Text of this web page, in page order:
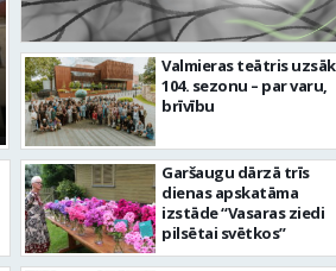
FOTO: Valmieras
Valmieras teātris uzsāk
104. sezonu – par varu,
brīvību
Garšaugu dārzā trīs
dienas apskatāma
izstāde “Vasaras ziedi
pilsētai svētkos”